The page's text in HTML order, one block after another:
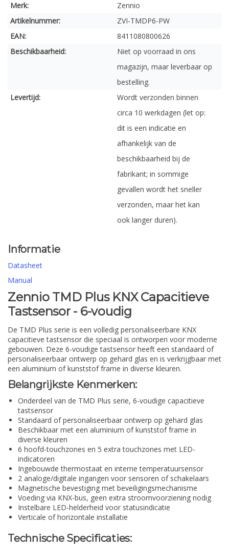
Merk:
Zennio
Artikelnummer:
ZVI-TMDP6-PW
EAN:
8411080800626
Beschikbaarheid:
Niet op voorraad in ons
magazijn, maar leverbaar op
bestelling.
Levertijd:
Wordt verzonden binnen
circa 10 werkdagen (let op:
dit is een indicatie en
afhankelijk van de
beschikbaarheid bij de
fabrikant; in sommige
gevallen wordt het sneller
verzonden, maar het kan
ook langer duren).
Informatie
Datasheet
Manual
Zennio TMD Plus KNX Capacitieve
Tastsensor - 6-voudig
De TMD Plus serie is een volledig personaliseerbare KNX
capacitieve tastsensor die speciaal is ontworpen voor moderne
gebouwen. Deze 6-voudige tastsensor heeft een standaard of
personaliseerbaar ontwerp op gehard glas en is verkrijgbaar met
een aluminium of kunststof frame in diverse kleuren.
Belangrijkste Kenmerken:
Onderdeel van de TMD Plus serie, 6-voudige capacitieve
tastsensor
Standaard of personaliseerbaar ontwerp op gehard glas
Beschikbaar met een aluminium of kunststof frame in
diverse kleuren
6 hoofd-touchzones en 5 extra touchzones met LED-
indicatoren
Ingebouwde thermostaat en interne temperatuursensor
2 analoge/digitale ingangen voor sensoren of schakelaars
Magnetische bevestiging met beveiligingsmechanisme
Voeding via KNX-bus, geen extra stroomvoorziening nodig
Instelbare LED-helderheid voor statusindicatie
Verticale of horizontale installatie
Technische Specificaties: